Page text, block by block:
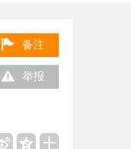
备注
举报